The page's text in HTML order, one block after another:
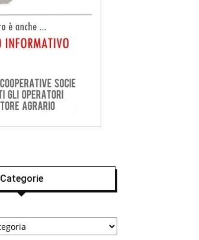
Categorie